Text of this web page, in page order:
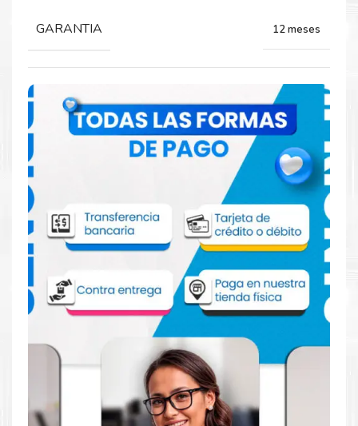
Comprar Cinta Brother TZE651 para
impresoras D600 P900W E550W
Aprovecha nuestra experiencia y atención para adquirir tus
productos. Tenemos promociones todos los dias. Escríbenos o
visítanos hoy para encontrar la solución perfecta para tu
impresoraBrother, como la Cinta Brother TZE651 para
impresoras D600 P900W E550W
Dónde comprar Cinta para impresoras
Brother D600 P900W E550W en Lima o
GARANTIA 12 meses